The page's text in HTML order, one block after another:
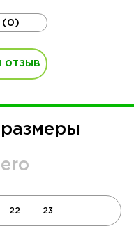
(0)
отзыв
размеры
22 23